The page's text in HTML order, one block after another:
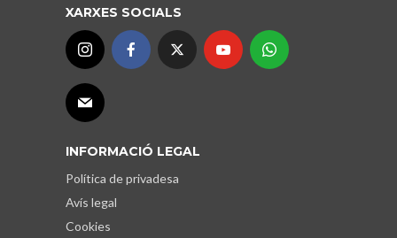
XARXES SOCIALS
INFORMACIÓ LEGAL
Política de privadesa
Avís legal
Cookies